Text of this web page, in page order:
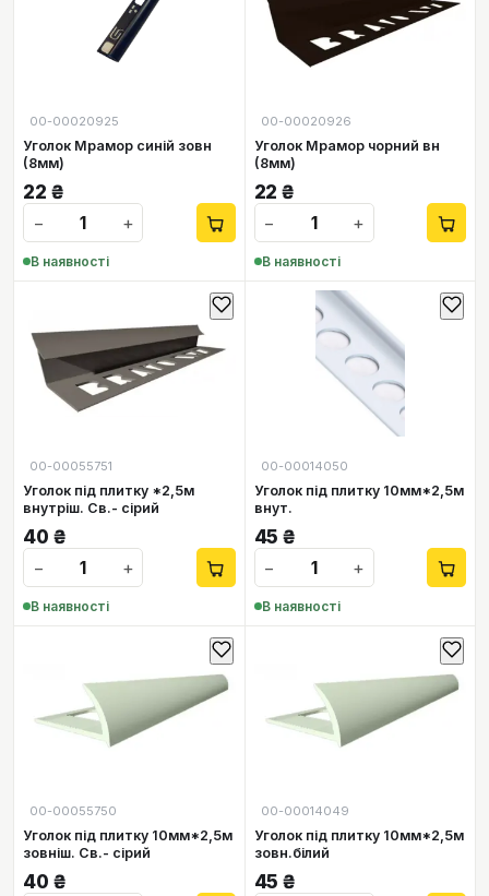
00-00020925
Уголок Мрамор синій зовн
(8мм)
22 ₴
−
+
В наявності
00-00020926
Уголок Мрамор чорний вн
(8мм)
22 ₴
−
+
В наявності
00-00055751
Уголок під плитку *2,5м
внутріш. Св.- сірий
40 ₴
−
+
В наявності
00-00014050
Уголок під плитку 10мм*2,5м
внут.
45 ₴
−
+
В наявності
00-00055750
Уголок під плитку 10мм*2,5м
зовніш. Св.- сірий
40 ₴
00-00014049
Уголок під плитку 10мм*2,5м
зовн.білий
45 ₴